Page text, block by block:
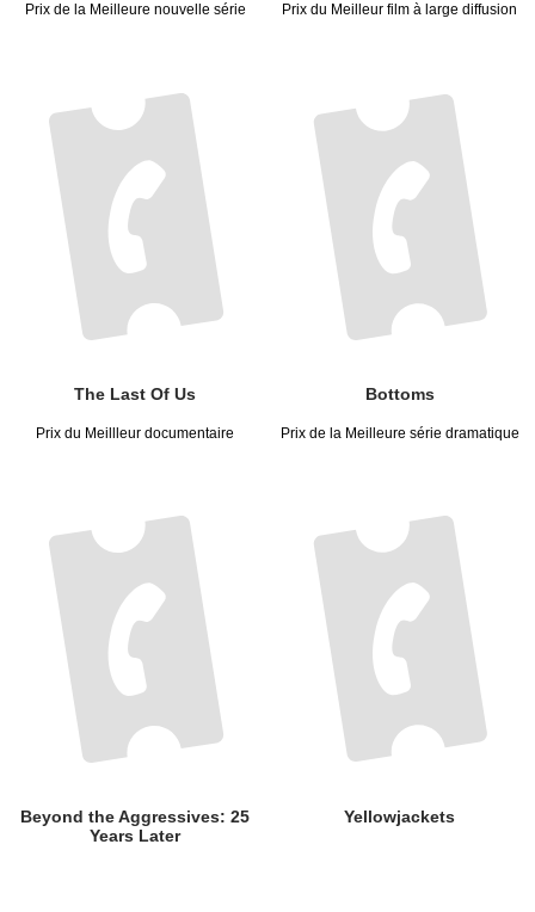
Prix de la Meilleure nouvelle série
The Last Of Us
Prix du Meilleur film à large diffusion
Bottoms
Prix du Meillleur documentaire
Beyond the Aggressives: 25
Years Later
Prix de la Meilleure série dramatique
Yellowjackets